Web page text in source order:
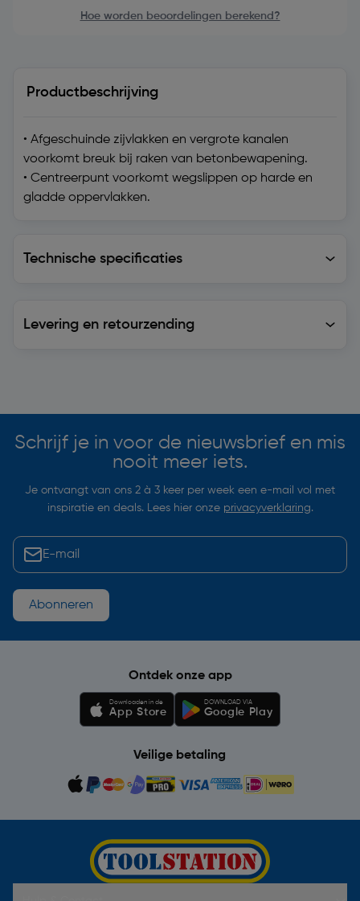
Hoe worden beoordelingen berekend?
Productbeschrijving
• Afgeschuinde zijvlakken en vergrote kanalen
voorkomt breuk bij raken van betonbewapening.
• Centreerpunt voorkomt wegslippen op harde en
gladde oppervlakken.
Technische specificaties
Levering en retourzending
Schrijf je in voor de nieuwsbrief en mis
nooit meer iets.
Je ontvangt van ons 2 à 3 keer per week een e-mail vol met
inspiratie en deals. Lees hier onze privacyverklaring.
Abonneren
Ontdek onze app
Downloaden in de
App Store
DOWNLOAD VIA
Google Play
Veilige betaling